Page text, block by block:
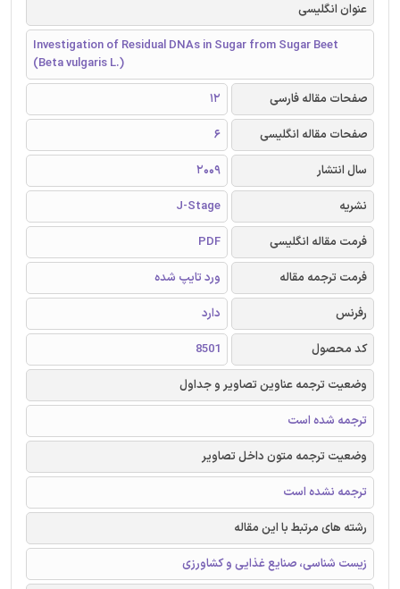
عنوان انگلیسی
Investigation of Residual DNAs in Sugar from Sugar Beet
(Beta vulgaris L.)
صفحات مقاله فارسی
12
صفحات مقاله انگلیسی
6
سال انتشار
2009
نشریه
J-Stage
فرمت مقاله انگلیسی
PDF
فرمت ترجمه مقاله
ورد تایپ شده
رفرنس
دارد
کد محصول
8501
وضعیت ترجمه عناوین تصاویر و جداول
ترجمه شده است
وضعیت ترجمه متون داخل تصاویر
ترجمه نشده است
رشته های مرتبط با این مقاله
زیست شناسی، صنایع غذایی و کشاورزی